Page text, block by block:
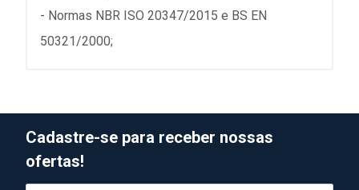
- Normas NBR ISO 20347/2015 e BS EN
50321/2000;
Cadastre-se para receber nossas
ofertas!